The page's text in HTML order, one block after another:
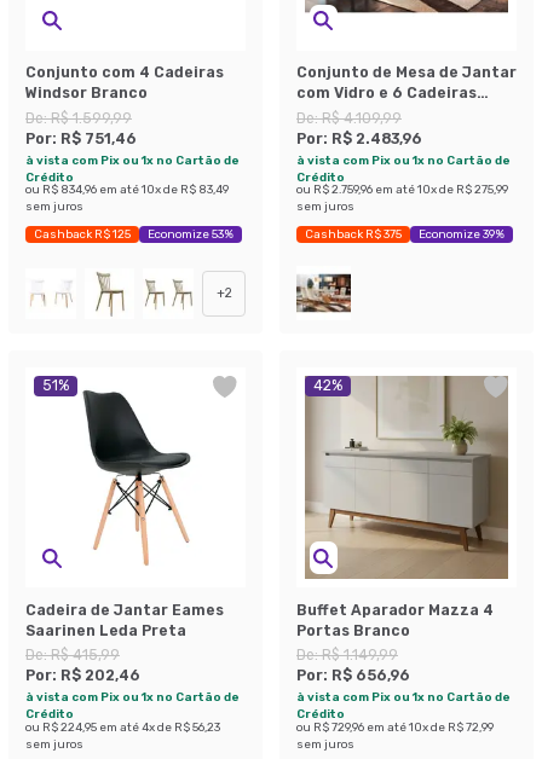
Conjunto com 4 Cadeiras
Windsor Branco
De:R$ 1.599,99
Por: R$ 751,46
à vista com Pix ou 1x no Cartão de
Crédito
ou R$ 834,96 em até10x de R$ 83,49
sem juros
Cashback R$ 125 Economize 53%
+2
Conjunto de Mesa de Jantar
com Vidro e 6 Cadeiras
Imperatriz Suede Off White
e Chocolate
De:R$ 4.109,99
Por: R$ 2.483,96
à vista com Pix ou 1x no Cartão de
Crédito
ou R$ 2.759,96 em até10x de R$ 275,99
sem juros
Cashback R$ 375 Economize 39%
51%
Cadeira de Jantar Eames
Saarinen Leda Preta
De:R$ 415,99
Por: R$ 202,46
à vista com Pix ou 1x no Cartão de
Crédito
ou R$ 224,95 em até4x de R$ 56,23
sem juros
42%
Buffet Aparador Mazza 4
Portas Branco
De:R$ 1.149,99
Por: R$ 656,96
à vista com Pix ou 1x no Cartão de
Crédito
ou R$ 729,96 em até10x de R$ 72,99
sem juros